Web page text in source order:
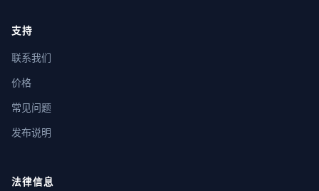
支持
联系我们
价格
常见问题
发布说明
法律信息